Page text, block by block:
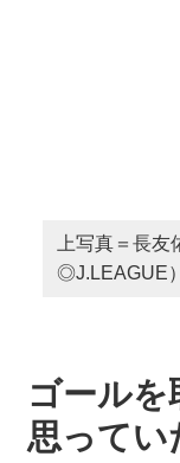
上写真＝長友
◎J.LEAGUE）
ゴールを
思ってい